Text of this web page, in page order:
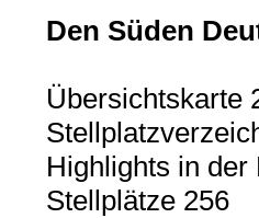
Den Süden
Übersichtskarte
Highlights in der
Stellplätze 256